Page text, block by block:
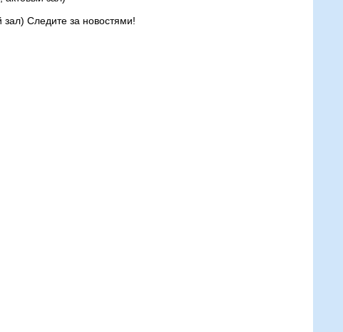
Следите за новостями!